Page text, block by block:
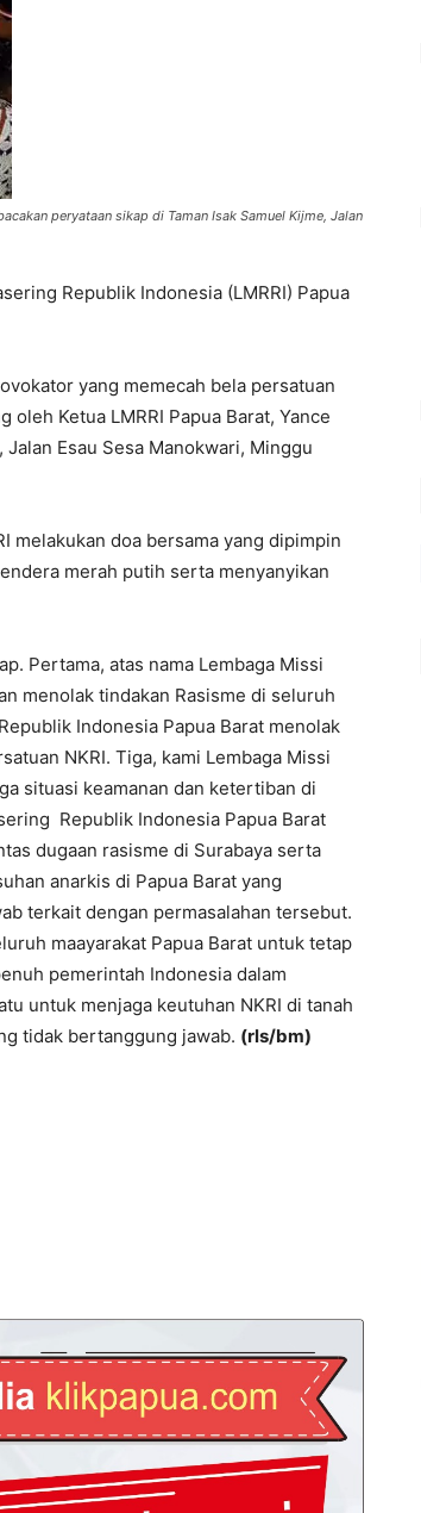
peryataan sikap di Taman Isak Samuel Kijme, Jalan
Republik Indonesia (LMRRI) Papua
yang memecah bela persatuan
Ketua LMRRI Papua Barat, Yance
Esau Sesa Manokwari, Minggu
melakukan doa bersama yang dipimpin
merah putih serta menyanyikan
Pertama, atas nama Lembaga Missi
menolak tindakan Rasisme di seluruh
Indonesia Papua Barat menolak
NKRI. Tiga, kami Lembaga Missi
situasi keamanan dan ketertiban di
Republik Indonesia Papua Barat
dugaan rasisme di Surabaya serta
anarkis di Papua Barat yang
terkait dengan permasalahan tersebut.
maayarakat Papua Barat untuk tetap
pemerintah Indonesia dalam
untuk menjaga keutuhan NKRI di tanah
tidak bertanggung jawab. (rls/bm)